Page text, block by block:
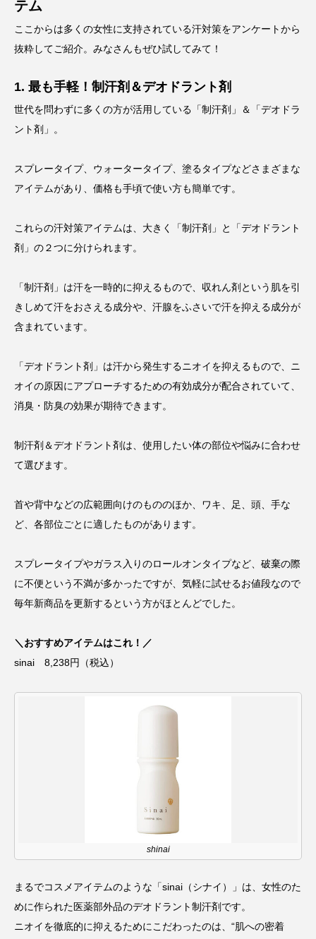
テム
ここからは多くの女性に支持されている汗対策をアンケートから
抜粋してご紹介。みなさんもぜひ試してみて！
1. 最も手軽！制汗剤＆デオドラント剤
世代を問わずに多くの方が活用している「制汗剤」＆「デオドラ
ント剤」。
スプレータイプ、ウォータータイプ、塗るタイプなどさまざまな
アイテムがあり、価格も手頃で使い方も簡単です。
これらの汗対策アイテムは、大きく「制汗剤」と「デオドラント
剤」の２つに分けられます。
「制汗剤」は汗を一時的に抑えるもので、収れん剤という肌を引
きしめて汗をおさえる成分や、汗腺をふさいで汗を抑える成分が
含まれています。
「デオドラント剤」は汗から発生するニオイを抑えるもので、ニ
オイの原因にアプローチするための有効成分が配合されていて、
消臭・防臭の効果が期待できます。
制汗剤＆デオドラント剤は、使用したい体の部位や悩みに合わせ
て選びます。
首や背中などの広範囲向けのもののほか、ワキ、足、頭、手な
ど、各部位ごとに適したものがあります。
スプレータイプやガラス入りのロールオンタイプなど、破棄の際
に不便という不満が多かったですが、気軽に試せるお値段なので
毎年新商品を更新するという方がほとんどでした。
＼おすすめアイテムはこれ！／
sinai 8,238円（税込）
shinai
まるでコスメアイテムのような「sinai（シナイ）」は、女性のた
めに作られた医薬部外品のデオドラント制汗剤です。
ニオイを徹底的に抑えるためにこだわったのは、“肌への密着